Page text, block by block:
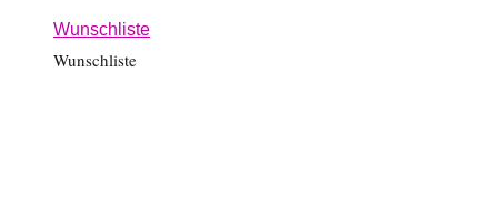
Wunschliste
Wunschliste